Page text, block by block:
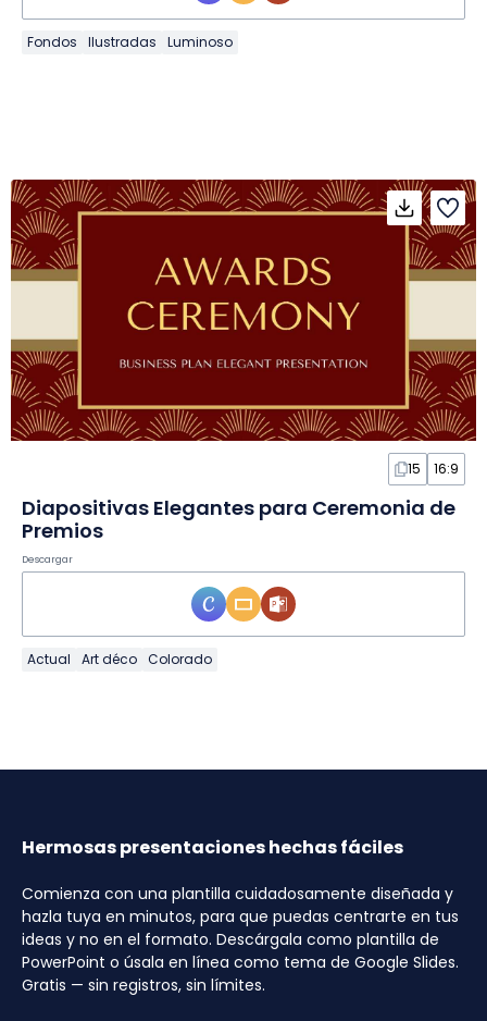
Fondos Ilustradas Luminoso
15 16:9
Diapositivas Elegantes para Ceremonia de
Premios
Descargar
Actual Art déco Colorado
Hermosas presentaciones hechas fáciles
Comienza con una plantilla cuidadosamente diseñada y
hazla tuya en minutos, para que puedas centrarte en tus
ideas y no en el formato. Descárgala como plantilla de
PowerPoint o úsala en línea como tema de Google Slides.
Gratis — sin registros, sin límites.